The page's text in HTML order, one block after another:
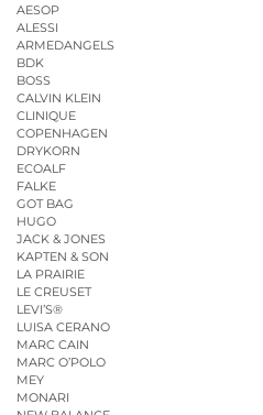
AESOP
ALESSI
ARMEDANGELS
BDK
BOSS
CALVIN KLEIN
CLINIQUE
COPENHAGEN
DRYKORN
ECOALF
FALKE
GOT BAG
HUGO
JACK & JONES
KAPTEN & SON
LA PRAIRIE
LE CREUSET
LEVI’S®
LUISA CERANO
MARC CAIN
MARC O’POLO
MEY
MONARI